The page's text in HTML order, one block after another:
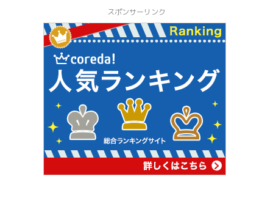
スポンサーリンク